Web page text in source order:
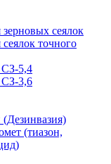
сеялок
точного
СЗ-5,4
СЗ-3,6
(тиазон,